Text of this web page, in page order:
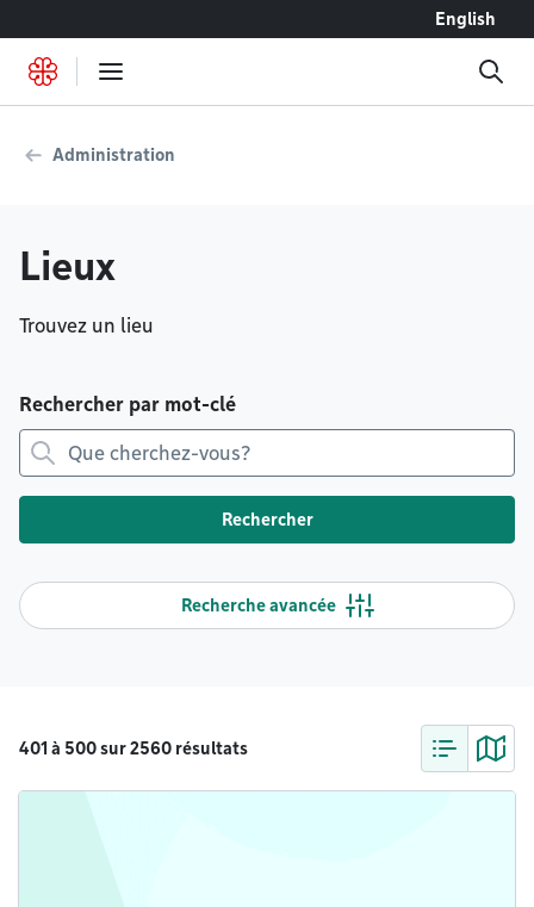
English
Administration
Lieux
Trouvez un lieu
Rechercher par mot-clé
Rechercher
Recherche avancée
401 à 500 sur 2560 résultats